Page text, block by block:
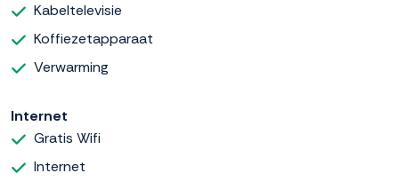
Kabeltelevisie
Koffiezetapparaat
Verwarming
Internet
Gratis Wifi
Internet